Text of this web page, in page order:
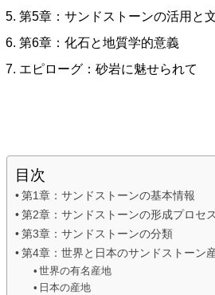
第5章：サンドストーンの活用と
第6章：化石と地質学的意義
エピローグ：砂岩に魅せられて
目次
第1章：サンドストーンの基本情報
第2章：サンドストーンの形成プロセス
第3章：サンドストーンの分類
第4章：世界と日本のサンドストーン
世界の有名産地
日本の産地